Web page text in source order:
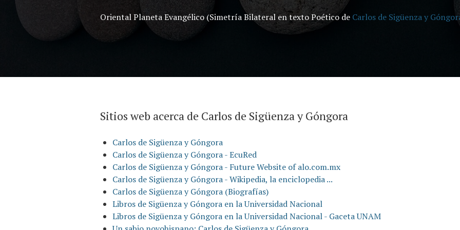
Oriental Planeta Evangélico (Simetría Bilateral en texto Poético de Carlos de Sigüenza y
Sitios web acerca de Carlos de Sigüenza y Góngora
Carlos de Sigüenza y Góngora
Carlos de Sigüenza y Góngora - EcuRed
Carlos de Sigüenza y Góngora - Future Website of alo.com.mx
Carlos de Sigüenza y Góngora - Wikipedia, la enciclopedia ...
Carlos de Sigüenza y Góngora (Biografías)
Libros de Sigüenza y Góngora en la Universidad Nacional
Libros de Sigüenza y Góngora en la Universidad Nacional - Gaceta UNAM